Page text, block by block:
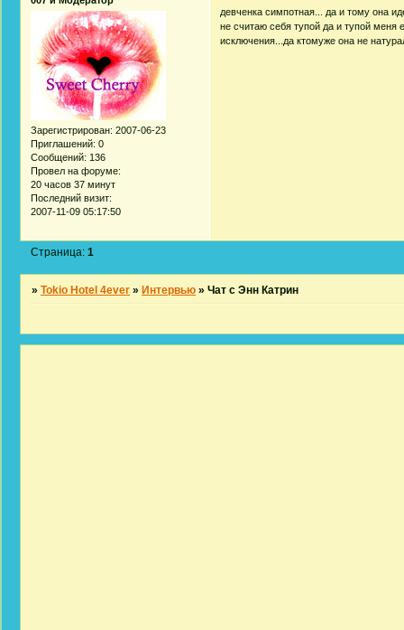
Зарегистрирован: 2007-06-23
Приглашений: 0
Сообщений: 136
Провел на форуме:
20 часов 37 минут
Последний визит:
2007-11-09 05:17:50
девченка симпотная... да и тому она
не считаю себя тупой да и тупой меня
исключения...да ктомуже она не
Страница:1
»Tokio Hotel 4ever »Интервью »Чат с Энн Катрин